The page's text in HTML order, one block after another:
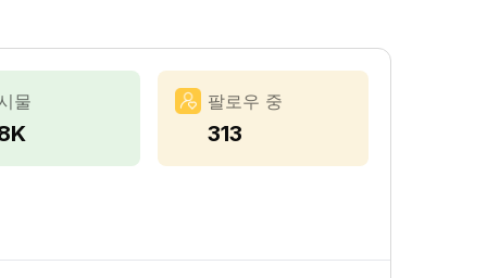
물 팔로우 중
313